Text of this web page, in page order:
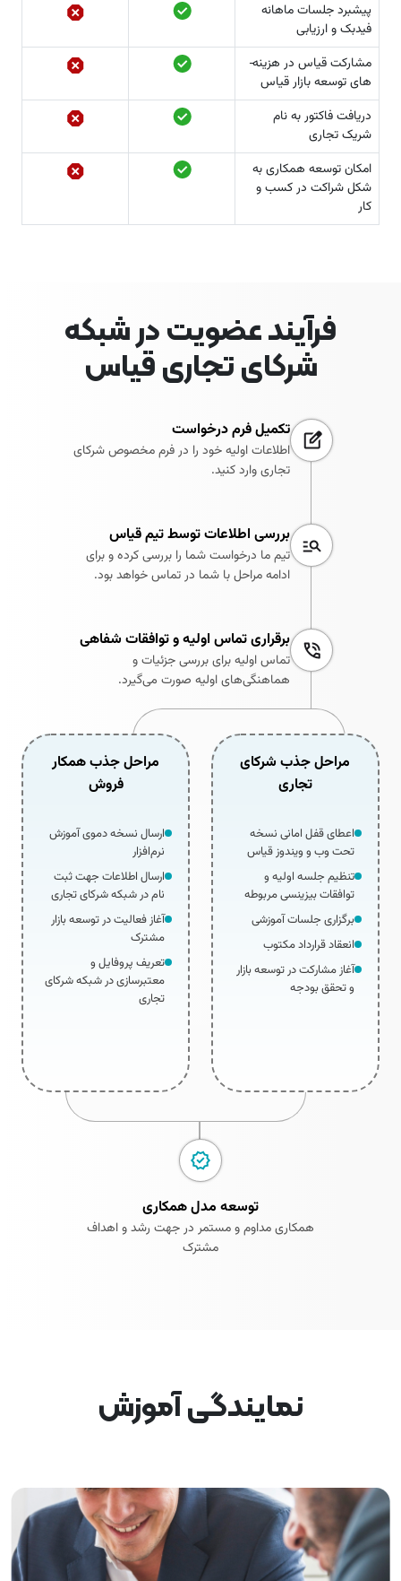
پیشبرد جلسات ماهانه
فیدبک و ارزیابی
مشارکت قیاس در هزینه‌­
های توسعه بازار قیاس
دریافت فاکتور به نام
شریک تجاری
امکان توسعه همکاری به
شکل شراکت در کسب و
کار
فرآیند عضویت در شبکه
شرکای تجاری قیاس
تکمیل فرم درخواست
اطلاعات اولیه خود را در فرم مخصوص شرکای
تجاری وارد کنید.
بررسی اطلاعات توسط تیم قیاس
تیم ما درخواست شما را بررسی کرده و برای
ادامه مراحل با شما در تماس خواهد بود.
برقراری تماس اولیه و توافقات شفاهی
تماس اولیه برای بررسی جزئیات و
هماهنگی‌های اولیه صورت می‌گیرد.
مراحل جذب شرکای
تجاری
اعطای قفل امانی نسخه
تحت وب و ویندوز قیاس
تنظیم جلسه اولیه و
توافقات بیزینسی مربوطه
برگزاری جلسات آموزشی
انعقاد قرارداد مکتوب
آغاز مشارکت در توسعه بازار
و تحقق بودجه
مراحل جذب همکار
فروش
ارسال نسخه دموی آموزش
نرم‌­افزار
ارسال اطلاعات جهت ثبت
نام در شبکه شرکای تجاری
آغاز فعالیت در توسعه بازار
مشترک
تعریف پروفایل و
معتبرسازی در شبکه شرکای
تجاری
توسعه مدل همکاری
همکاری مداوم و مستمر در جهت رشد و اهداف
مشترک
نمایندگی آموزش